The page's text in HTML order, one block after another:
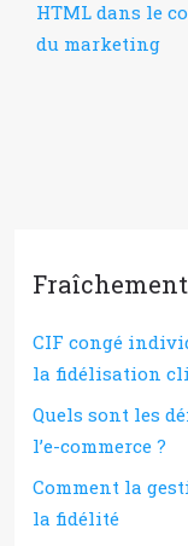
HTML dans le
du marketing
CIF congé
la fidélisation
Quels sont les
l’e-commerce ?
Comment la
la fidélité